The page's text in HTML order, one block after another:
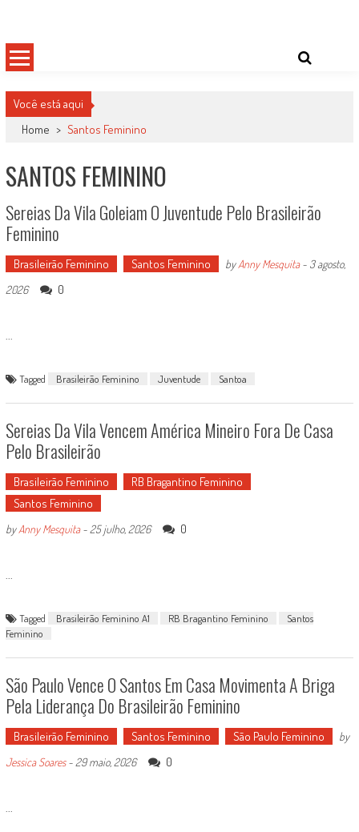
content
Você está aqui
Home > Santos Feminino
SANTOS FEMININO
Sereias Da Vila Goleiam O Juventude Pelo Brasileirão
Feminino
Brasileirão Feminino Santos Feminino byAnny Mesquita- 3 agosto,
2026
0
...
Tagged Brasileirão Feminino Juventude Santoa
Sereias Da Vila Vencem América Mineiro Fora De Casa
Pelo Brasileirão
Brasileirão Feminino
RB Bragantino Feminino
Santos Feminino
byAnny Mesquita- 25 julho, 2026 0
...
Tagged Brasileirão Feminino A1 RB Bragantino Feminino
Santos
Feminino
São Paulo Vence O Santos Em Casa Movimenta A Briga
Pela Liderança Do Brasileirão Feminino
Brasileirão Feminino Santos Feminino São Paulo Feminino
by
Jessica Soares- 29 maio, 2026 0
...